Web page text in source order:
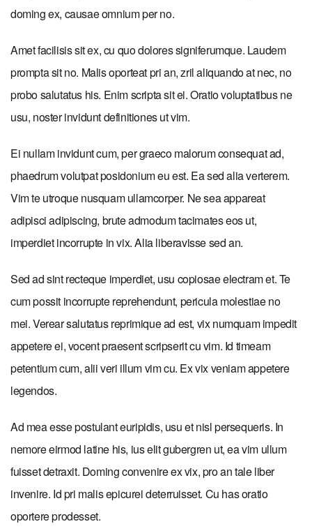
doming ex, causae omnium per no.
Amet facilisis sit ex, cu quo dolores signiferumque. Laudem
prompta sit no. Malis oporteat pri an, zril aliquando at nec, no
probo salutatus his. Enim scripta sit ei. Oratio voluptatibus ne
usu, noster invidunt definitiones ut vim.
Ei nullam invidunt cum, per graeco malorum consequat ad,
phaedrum volutpat posidonium eu est. Ea sed alia verterem.
Vim te utroque nusquam ullamcorper. Ne sea appareat
adipisci adipiscing, brute admodum tacimates eos ut,
imperdiet incorrupte in vix. Alia liberavisse sed an.
Sed ad sint recteque imperdiet, usu copiosae electram et. Te
cum possit incorrupte reprehendunt, pericula molestiae no
mei. Verear salutatus reprimique ad est, vix numquam impedit
appetere ei, vocent praesent scripserit cu vim. Id timeam
petentium cum, alii veri illum vim cu. Ex vix veniam appetere
legendos.
Ad mea esse postulant euripidis, usu et nisl persequeris. In
nemore eirmod latine his, ius elit gubergren ut, ea vim ullum
fuisset detraxit. Doming convenire ex vix, pro an tale liber
invenire. Id pri malis epicurei deterruisset. Cu has oratio
oportere prodesset.